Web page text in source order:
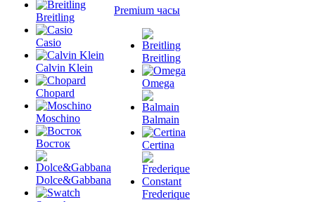
Breitling
Casio
Calvin Klein
Chopard
Moschino
Восток
Dolce&Gabbana
Premium часы
Breitling
Omega
Balmain
Certina
Frederique